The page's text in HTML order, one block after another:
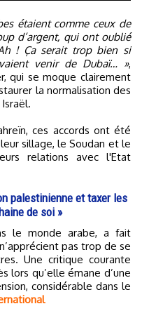
étaient comme ceux de
d’argent, qui ont oublié
! Ça serait trop bien si
venir de Dubaï… »,
qui se moque clairement
la normalisation des
ces accords ont été
sillage, le Soudan et le
relations avec l'Etat
palestinienne et taxer les
de soi »
pas trop de se
Une critique courante
lors qu’elle émane d’une
considérable dans le